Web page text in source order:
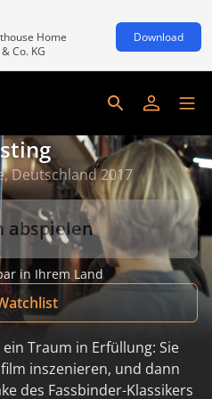
Home
Co. KG
Download
Deutschland 2017
abspielen
in Ihrem Land
Traum in Erfüllung: Sie
inszenieren, und dann
des Fassbinder-Klassikers